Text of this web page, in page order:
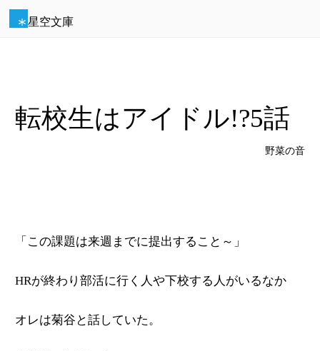
星空文庫
転校生はアイドル!?5話
野菜の音
「この課題は来週までに提出すること～」
HRが終わり部活に行く人や下校する人がいるなか
オレは菊谷と話していた。